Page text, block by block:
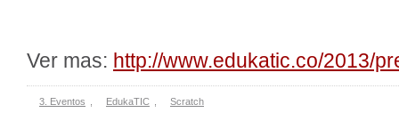
Ver mas: http://www.edukatic.co/2013/
3. Eventos EdukaTIC Scratch